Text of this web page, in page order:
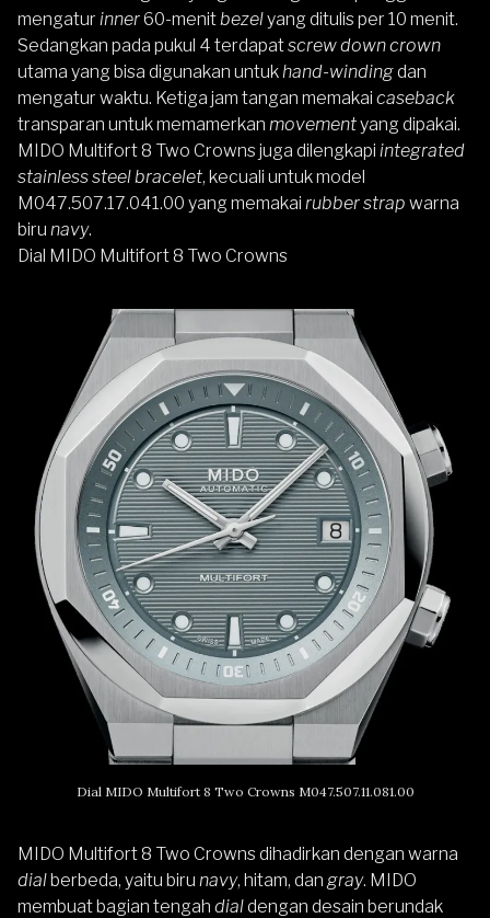
mengatur inner60-menitbezelyang ditulis per 10 menit.
Sedangkan pada pukul 4 terdapatscrew down crown
utama yang bisa digunakan untukhand-windingdan
mengatur waktu. Ketiga jam tangan memakai caseback
transparan untuk memamerkan movementyang dipakai.
MIDO Multifort 8 Two Crowns juga dilengkapi integrated
stainless steel bracelet, kecuali untuk model
M047.507.17.041.00 yang memakai rubber strap warna
biru navy.
Dial MIDO Multifort 8 Two Crowns
Dial MIDO Multifort 8 Two Crowns M047.507.11.081.00
MIDO Multifort 8 Two Crowns dihadirkan dengan warna
dialberbeda, yaitu biru navy, hitam, dan gray. MIDO
membuat bagian tengah dialdengan desain berundak